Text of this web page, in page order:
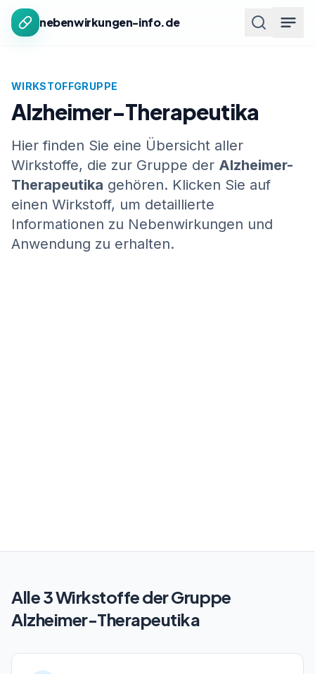
Zum Inhalt springen
nebenwirkungen-info.de
WIRKSTOFFGRUPPE
Alzheimer-Therapeutika
Hier finden Sie eine Übersicht aller
Wirkstoffe, die zur Gruppe der Alzheimer-
Therapeutika gehören. Klicken Sie auf
einen Wirkstoff, um detaillierte
Informationen zu Nebenwirkungen und
Anwendung zu erhalten.
Alle 3 Wirkstoffe der Gruppe
Alzheimer-Therapeutika